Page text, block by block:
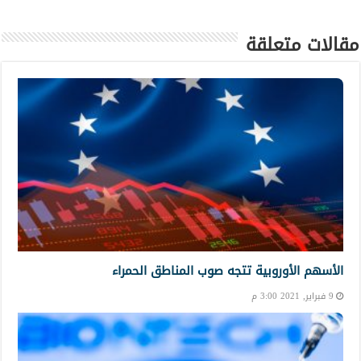
مقالات متعلقة
الأسهم الأوروبية تتجه صوب المناطق الحمراء
9 فبراير, 2021 3:00 م